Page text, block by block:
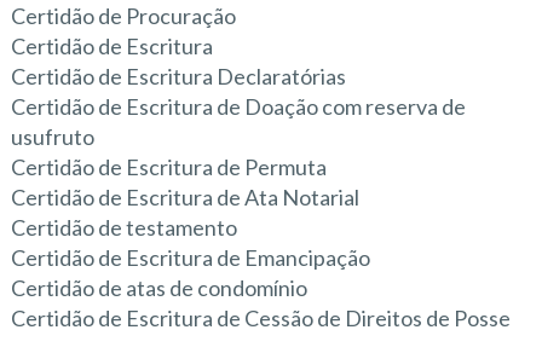
Certidão de Procuração
Certidão de Escritura
Certidão de Escritura Declaratórias
Certidão de Escritura de Doação com reserva de
usufruto
Certidão de Escritura de Permuta
Certidão de Escritura de Ata Notarial
Certidão de testamento
Certidão de Escritura de Emancipação
Certidão de atas de condomínio
Certidão de Escritura de Cessão de Direitos de Posse